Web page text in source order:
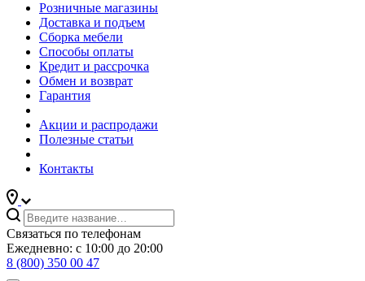
Розничные магазины
Доставка и подъем
Сборка мебели
Способы оплаты
Кредит и рассрочка
Обмен и возврат
Гарантия
Акции и распродажи
Полезные статьи
Контакты
Связаться по телефонам
Ежедневно: с 10:00 до 20:00
8 (800) 350 00 47